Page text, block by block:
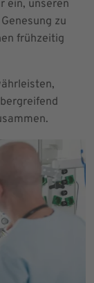
ein, unseren
zu
frühzeitig